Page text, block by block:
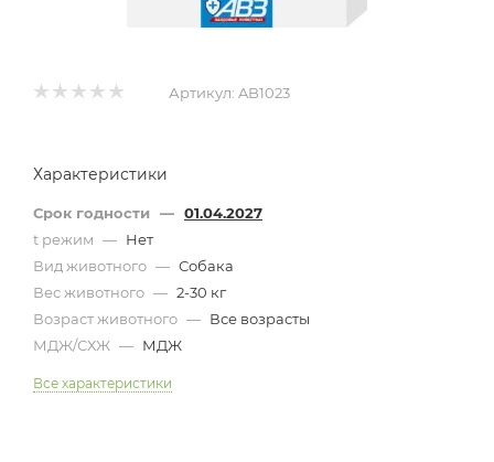
Артикул: AB1023
Характеристики
Срок годности — 01.04.2027
t режим — Нет
Вид животного — Собака
Вес животного — 2-30 кг
Возраст животного — Все возрасты
МДЖ/СХЖ — МДЖ
Все характеристики